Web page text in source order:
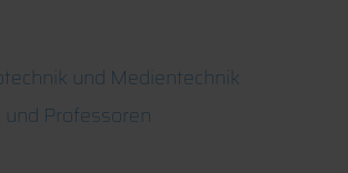
und Medientechnik
Professoren